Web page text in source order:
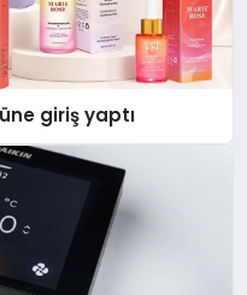
giriş yaptı